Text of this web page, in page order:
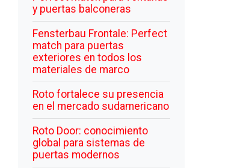
y puertas balconeras
Fensterbau Frontale: Perfect
match para puertas
exteriores en todos los
materiales de marco
Roto fortalece su presencia
en el mercado sudamericano
Roto Door: conocimiento
global para sistemas de
puertas modernos